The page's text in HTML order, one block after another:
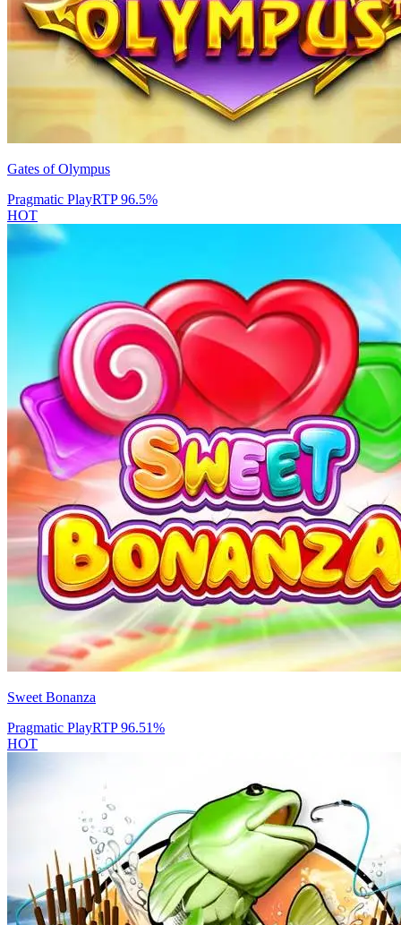
Gates of Olympus
Pragmatic PlayRTP96.5%
HOT
Sweet Bonanza
Pragmatic PlayRTP96.51%
HOT